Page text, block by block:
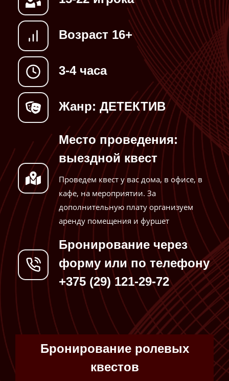
Возраст 16+
3-4 часа
Жанр: ДЕТЕКТИВ
Место проведения:
выездной квест
Проведем квест у вас дома, в офисе, в
кафе, на мероприятии. За
дополнительную плату организуем
аренду помещения и фуршет
Бронирование через
форму или по телефону
+375 (29) 121-29-72
Бронирование ролевых
квестов